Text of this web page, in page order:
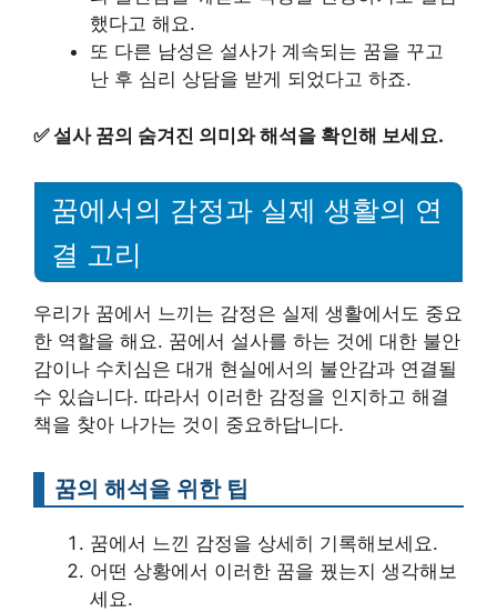
했다고 해요.
또 다른 남성은 설사가 계속되는 꿈을 꾸고
난 후 심리 상담을 받게 되었다고 하죠.
✅설사 꿈의 숨겨진 의미와 해석을 확인해 보세요.
꿈에서의 감정과 실제 생활의 연
결 고리
우리가 꿈에서 느끼는 감정은 실제 생활에서도 중요
한 역할을 해요. 꿈에서 설사를 하는 것에 대한 불안
감이나 수치심은 대개 현실에서의 불안감과 연결될
수 있습니다. 따라서 이러한 감정을 인지하고 해결
책을 찾아 나가는 것이 중요하답니다.
꿈의 해석을 위한 팁
꿈에서 느낀 감정을 상세히 기록해보세요.
어떤 상황에서 이러한 꿈을 꿨는지 생각해보
세요.